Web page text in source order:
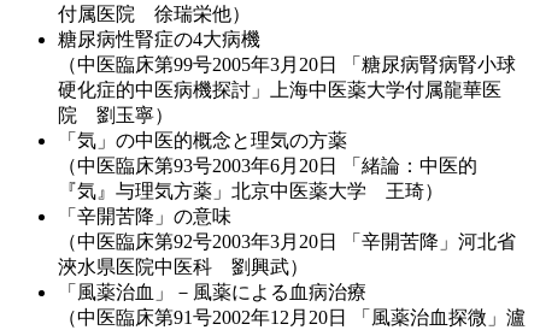
付属医院 徐瑞栄他）
糖尿病性腎症の4大病機
（中医臨床第99号2005年3月20日 「糖尿病腎病腎小球
硬化症的中医病機探討」上海中医薬大学付属龍華医
院 劉玉寧）
「気」の中医的概念と理気の方薬
（中医臨床第93号2003年6月20日 「緒論：中医的
『気』与理気方薬」北京中医薬大学 王琦）
「辛開苦降」の意味
（中医臨床第92号2003年3月20日 「辛開苦降」河北省
浹水県医院中医科 劉興武）
「風薬治血」－風薬による血病治療
（中医臨床第91号2002年12月20日 「風薬治血探微」瀘